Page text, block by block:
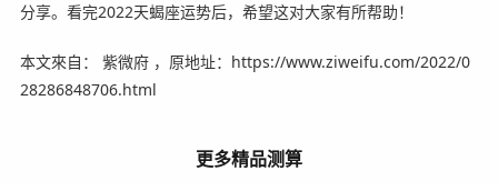
分享。看完2022天蝎座运势后，希望这对大家有所帮助！
本文來自： 紫微府 ，原地址：https://www.ziweifu.com/2022/0
28286848706.html
更多精品测算